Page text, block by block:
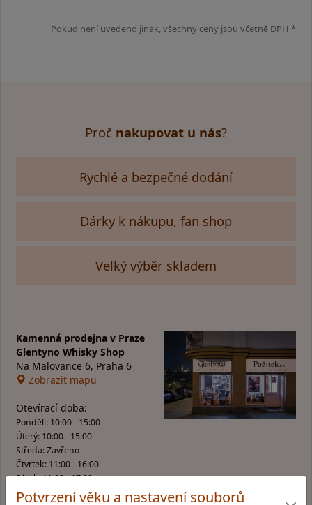
Potvrzení věku a nastavení souborů
Pokud není uvedeno jinak, všechny ceny jsou včetně DPH *
Proč nakupovat u nás?
Rychlé a bezpečné dodání
Dárky k nákupu, fan shop
Velký výběr skladem
Kamenná prodejna v Praze
Glentyno Whisky Shop
Na Malovance 6, Praha 6
Zobrazit mapu
Otevírací doba:
Pondělí: 10:00 - 15:00
Úterý: 10:00 - 15:00
Středa: Zavřeno
Čtvrtek: 11:00 - 16:00
Pátek: 11:00 - 17:00